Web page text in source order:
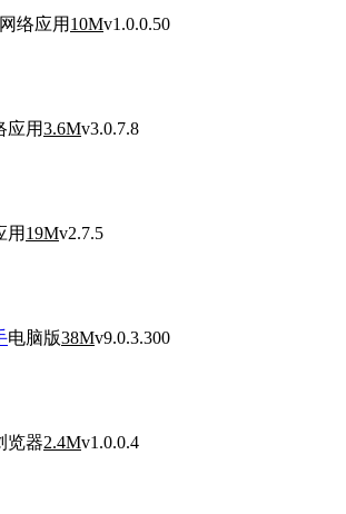
网络应用 10Mv1.0.0.50
应用3.6Mv3.0.7.8
用 19Mv2.7.5
电脑版38Mv9.0.3.300
览器2.4Mv1.0.0.4